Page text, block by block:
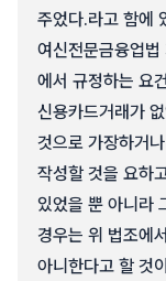
주었다.라고 함에
여신전문금융업
에서 규정하는 요
신용카드거래가
것으로 가장하거
작성할 것을 요하
있었을 뿐 아니라
경우는 위 법조에
아니한다고 할 것